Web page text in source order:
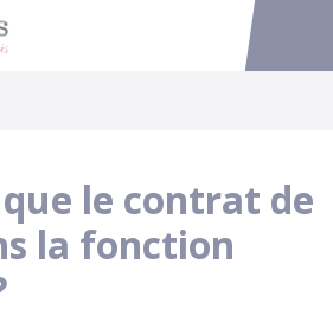
Accéder
le contrat de
la fonction